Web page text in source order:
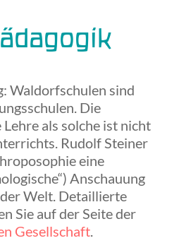
Waldorfschulen sind
Die
als solche ist nicht
Rudolf Steiner
eine
Anschauung
Welt. Detaillierte
Sie auf der Seite der
Gesellschaft